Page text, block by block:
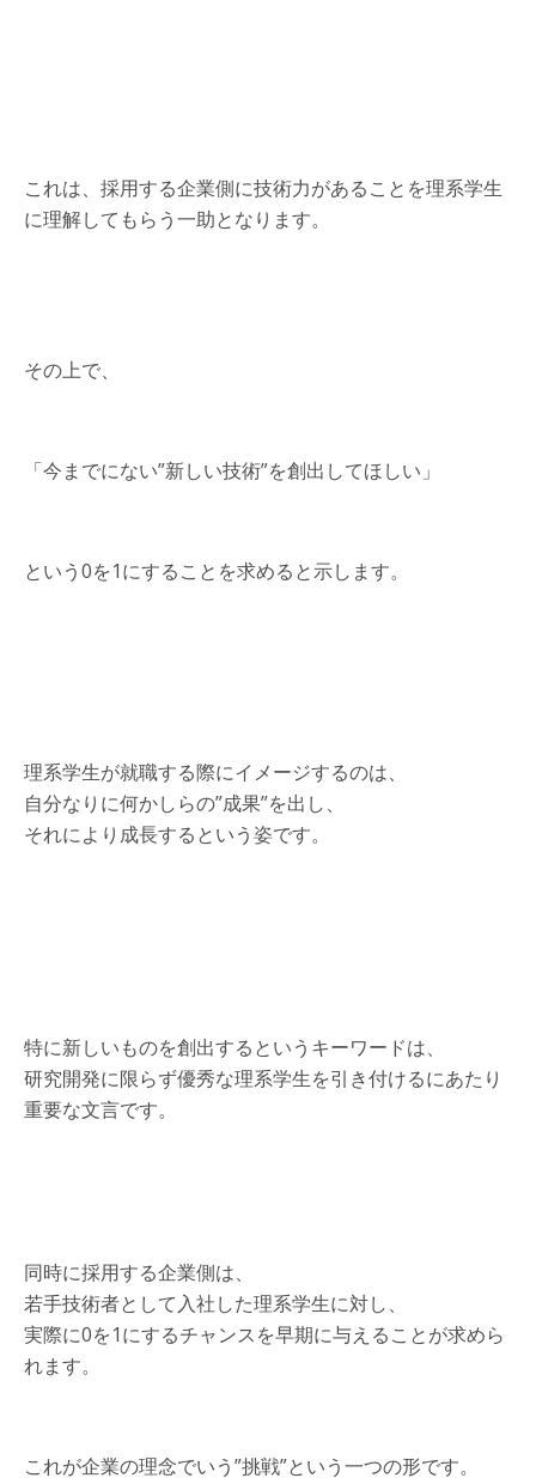
これは、採用する企業側に技術力があることを理系学生
に理解してもらう一助となります。
その上で、
「今までにない”新しい技術”を創出してほしい」
という0を1にすることを求めると示します。
理系学生が就職する際にイメージするのは、
自分なりに何かしらの”成果”を出し、
それにより成長するという姿です。
特に新しいものを創出するというキーワードは、
研究開発に限らず優秀な理系学生を引き付けるにあたり
重要な文言です。
同時に採用する企業側は、
若手技術者として入社した理系学生に対し、
実際に0を1にするチャンスを早期に与えることが求めら
れます。
これが企業の理念でいう”挑戦”という一つの形です。